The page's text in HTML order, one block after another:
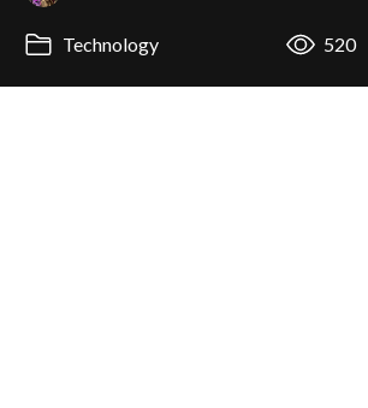
Technology 520